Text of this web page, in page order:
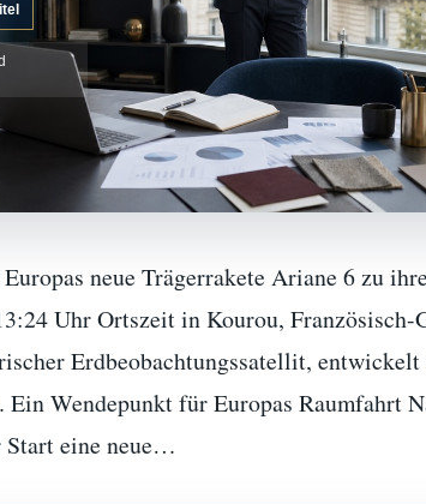
neue Trägerrakete Ariane 6 zu
Uhr Ortszeit in Kourou, Französisch-
Erdbeobachtungssatellit,
Wendepunkt für Europas Raumfahrt
Start eine neue…